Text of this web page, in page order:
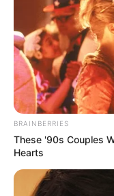
працівник
BRAINBERRIES
These '90s Couples
Hearts